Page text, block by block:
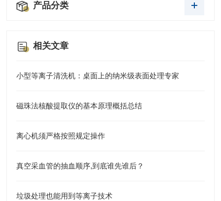
产品分类
相关文章
小型等离子清洗机：桌面上的纳米级表面处理专家
磁珠法核酸提取仪的基本原理概括总结
离心机须严格按照规定操作
真空采血管的抽血顺序,到底谁先谁后？
垃圾处理也能用到等离子技术